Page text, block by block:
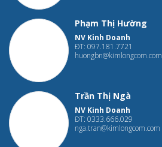
Phạm Thị Hường
NV Kinh Doanh
ĐT: 097.181.7721
huongbn@kimlongcom.com
Trần Thị Ngà
NV Kinh Doanh
ĐT: 0333.666.029
nga.tran@kimlongcom.com